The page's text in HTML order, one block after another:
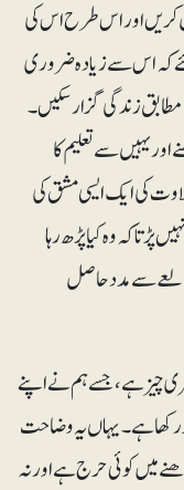
کریں اور اس طرح اس کی
کہ اس سے زیادہ ضروری
مطابق زندگی گزارسکیں۔
یہیں سے تعلیم کا
کی ایک ایسی مشق کی
کہ وہ کیا پڑھ رہا
سے مدد حاصل
چیز ہے، جسے ہم نے اپنے
ہے۔ یہاں یہ وضاحت
میں کوئی حرج ہے اور نہ